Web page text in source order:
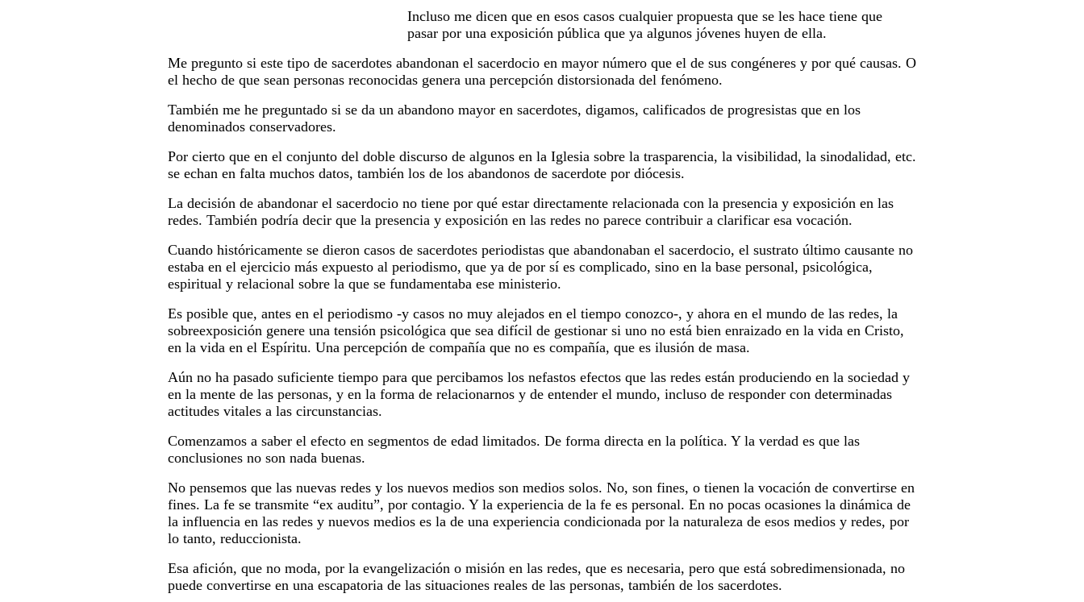
Incluso me dicen que en esos casos cualquier propuesta que se les hace tiene que
pasar por una exposición pública que ya algunos jóvenes huyen de ella.
Me pregunto si este tipo de sacerdotes abandonan el sacerdocio en mayor número que el de sus congéneres y por qué causas. O
el hecho de que sean personas reconocidas genera una percepción distorsionada del fenómeno.
También me he preguntado si se da un abandono mayor en sacerdotes, digamos, calificados de progresistas que en los
denominados conservadores.
Por cierto que en el conjunto del doble discurso de algunos en la Iglesia sobre la trasparencia, la visibilidad, la sinodalidad, etc.
se echan en falta muchos datos, también los de los abandonos de sacerdote por diócesis.
La decisión de abandonar el sacerdocio no tiene por qué estar directamente relacionada con la presencia y exposición en las
redes. También podría decir que la presencia y exposición en las redes no parece contribuir a clarificar esa vocación.
Cuando históricamente se dieron casos de sacerdotes periodistas que abandonaban el sacerdocio, el sustrato último causante no
estaba en el ejercicio más expuesto al periodismo, que ya de por sí es complicado, sino en la base personal, psicológica,
espiritual y relacional sobre la que se fundamentaba ese ministerio.
Es posible que, antes en el periodismo -y casos no muy alejados en el tiempo conozco-, y ahora en el mundo de las redes, la
sobreexposición genere una tensión psicológica que sea difícil de gestionar si uno no está bien enraizado en la vida en Cristo,
en la vida en el Espíritu. Una percepción de compañía que no es compañía, que es ilusión de masa.
Aún no ha pasado suficiente tiempo para que percibamos los nefastos efectos que las redes están produciendo en la sociedad y
en la mente de las personas, y en la forma de relacionarnos y de entender el mundo, incluso de responder con determinadas
actitudes vitales a las circunstancias.
Comenzamos a saber el efecto en segmentos de edad limitados. De forma directa en la política. Y la verdad es que las
conclusiones no son nada buenas.
No pensemos que las nuevas redes y los nuevos medios son medios solos. No, son fines, o tienen la vocación de convertirse en
fines. La fe se transmite “ex auditu”, por contagio. Y la experiencia de la fe es personal. En no pocas ocasiones la dinámica de
la influencia en las redes y nuevos medios es la de una experiencia condicionada por la naturaleza de esos medios y redes, por
lo tanto, reduccionista.
Esa afición, que no moda, por la evangelización o misión en las redes, que es necesaria, pero que está sobredimensionada, no
puede convertirse en una escapatoria de las situaciones reales de las personas, también de los sacerdotes.